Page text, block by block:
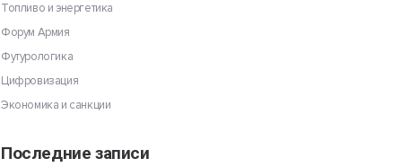
Топливо и энергетика
Форум Армия
Футурологика
Цифровизация
Экономика и санкции
Последние записи